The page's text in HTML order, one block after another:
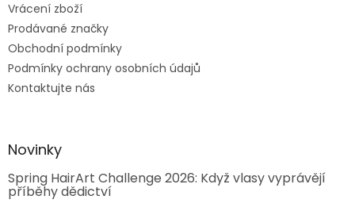
Vrácení zboží
Prodávané značky
Obchodní podmínky
Podmínky ochrany osobních údajů
Kontaktujte nás
Novinky
Spring HairArt Challenge 2026: Když vlasy vyprávějí
příběhy dědictví